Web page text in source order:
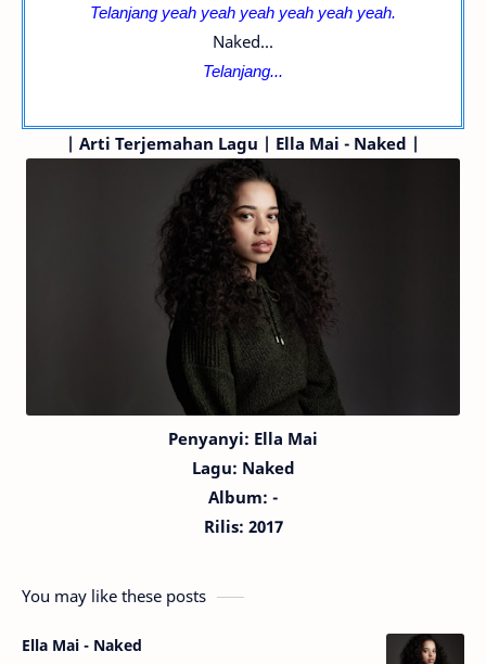
Telanjang yeah yeah yeah yeah yeah yeah.
Naked ...
Telanjang...
| Arti Terjemahan Lagu | Ella Mai - Naked |
Penyanyi: Ella Mai
Lagu: Naked
Album: -
Rilis: 2017
You may like these posts
Ella Mai - Naked